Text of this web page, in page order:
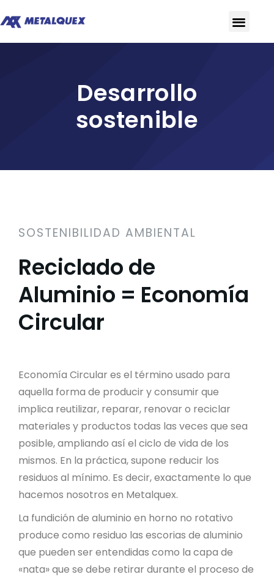
Desarrollo
sostenible
SOSTENIBILIDAD AMBIENTAL
Reciclado de
Aluminio = Economía
Circular
Economía Circular es el término usado para
aquella forma de producir y consumir que
implica reutilizar, reparar, renovar o reciclar
materiales y productos todas las veces que sea
posible, ampliando así el ciclo de vida de los
mismos. En la práctica, supone reducir los
residuos al mínimo. Es decir, exactamente lo que
hacemos nosotros en Metalquex.
La fundición de aluminio en horno no rotativo
produce como residuo las escorias de aluminio
que pueden ser entendidas como la capa de
«nata» que se debe retirar durante el proceso de